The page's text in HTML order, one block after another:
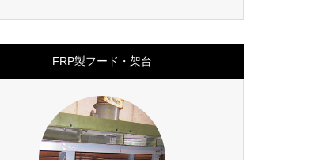
FRP製フード・架台